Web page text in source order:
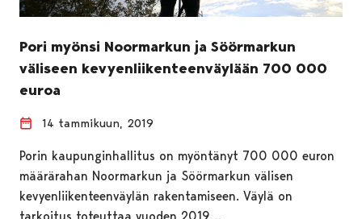
Pori myönsi Noormarkun ja Söörmarkun
väliseen kevyenliikenteenväylään 700 000
euroa
14 tammikuun, 2019
Porin kaupunginhallitus on myöntänyt 700 000 euron
määrärahan Noormarkun ja Söörmarkun välisen
kevyenliikenteenväylän rakentamiseen. Väylä on